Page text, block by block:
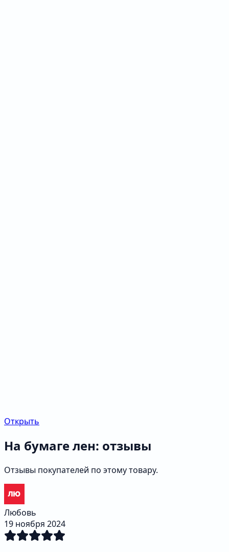
Открыть
На бумаге лен: отзывы
Отзывы покупателей по этому товару.
Любовь
19 ноября 2024